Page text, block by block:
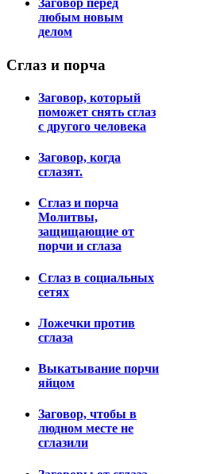
Заговор перед
любым новым
делом
Сглаз и порча
Заговор, который
поможет снять сглаз
с другого человека
Заговор, когда
сглазят.
Сглаз и порча
Молитвы,
защищающие от
порчи и сглаза
Сглаз в социальных
сетях
Ложечки против
сглаза
Выкатывание порчи
яйцом
Заговор, чтобы в
людном месте не
сглазили